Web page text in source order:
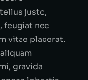
justo,
feugiat nec
vitae placerat.
gravida